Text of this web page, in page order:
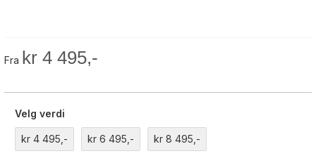
Fra kr 4 495,-
Velg verdi
kr 4 495,- kr 6 495,- kr 8 495,-